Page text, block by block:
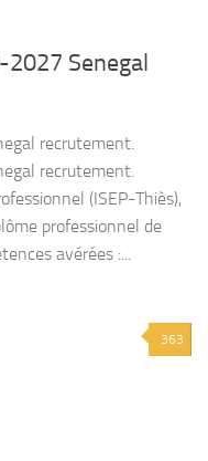
2027 Senegal
recrutement.
recrutement.
(ISEP-Thiès),
professionnel de
avérées :...
363